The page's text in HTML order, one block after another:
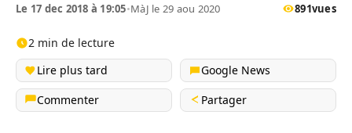
Le 17 dec 2018 à 19:05•MàJ le 29 aou 2020 891vues
2 min de lecture
Lire plus tard
Google News
Commenter
Partager